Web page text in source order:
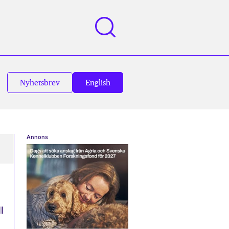
Nyhetsbrev English
Annons